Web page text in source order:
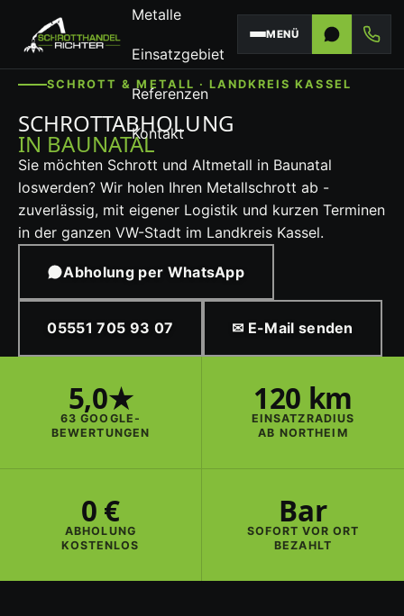
Metalle
Einsatzgebiet
Referenzen
Kontakt
MENÜ
SCHROTT & METALL · LANDKREIS KASSEL
SCHROTTABHOLUNG
IN BAUNATAL
Sie möchten Schrott und Altmetall in Baunatal
loswerden? Wir holen Ihren Metallschrott ab -
zuverlässig, mit eigener Logistik und kurzen Terminen
in der ganzen VW-Stadt im Landkreis Kassel.
Abholung per WhatsApp
05551 705 93 07 ✉ E-Mail senden
5,0★
63 GOOGLE-
BEWERTUNGEN
120 km
EINSATZRADIUS
AB NORTHEIM
0 €
ABHOLUNG
KOSTENLOS
Bar
SOFORT VOR ORT
BEZAHLT